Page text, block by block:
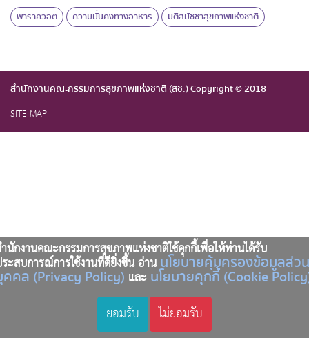
นักงานคณะกรรมการสุขภาพแห่งชาติใช้คุกกี้เพื่อให้ท่านได้รับ
ะสบการณ์การใช้งานที่ดียิ่งขึ้น อ่านนโยบายคุ้มครองข้อมูลส่วน
คล (Privacy Policy) และนโยบายคุกกี้ (Cookie
ยอมรับ ไม่ยอมรับ
พาราควอต ความมั่นคงทางอาหาร มติสมัชชาสุขภาพแห่งชาติ
สำนักงานคณะกรรมการสุขภาพแห่งชาติ (สช.) Copyright © 2018
SITE MAP